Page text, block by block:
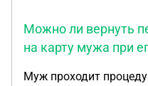
Можно ли вернуть
на карту мужа при
Муж проходит